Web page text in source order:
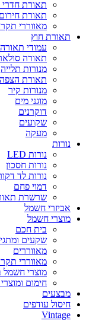
תאורת חדרי
תאורת חירום
מאווררי
תאורת חוץ
עמודי תאורה
תאורה
מנורות תלייה
תאורת הצפה
מנורות קיר
מוגני מים
דוקרנים
שקועים
מעקה
נורות
נורות LED
נורות חסכון
נורות לד
דמוי פחם
שרשרת
אביזרי חשמל
מוצרי חשמל
בית חכם
שקעים
מאווררים
מאווררי
מוצרי חשמל
חימום
מבצעים
חיסול עודפים
Vintage